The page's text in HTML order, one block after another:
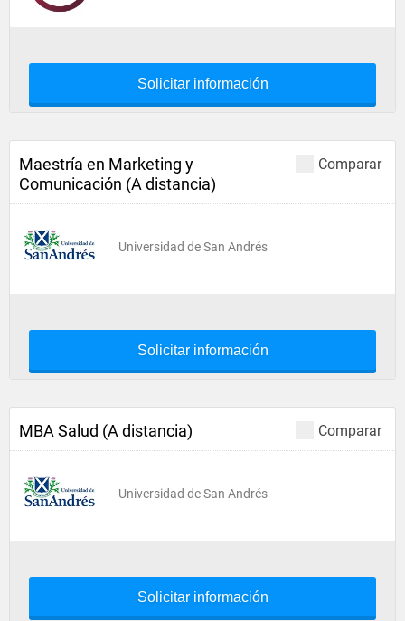
Solicitar información
Comparar
Maestría en Marketing y
Comunicación (A distancia)
Universidad de San Andrés
Solicitar información
Comparar
MBA Salud (A distancia)
Universidad de San Andrés
Solicitar información